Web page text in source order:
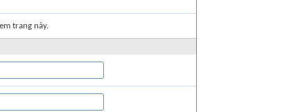
trang này.